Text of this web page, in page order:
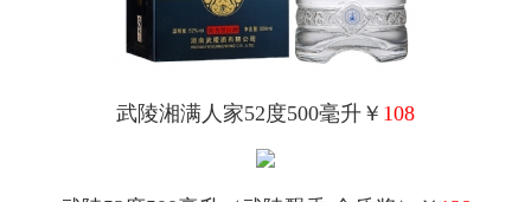
武陵湘满人家52度500毫升￥ 108